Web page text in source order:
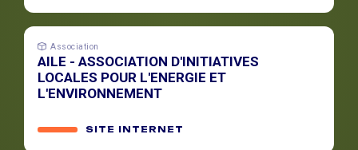
Association
AILE - ASSOCIATION D'INITIATIVES
LOCALES POUR L'ENERGIE ET
L'ENVIRONNEMENT
SITE INTERNET